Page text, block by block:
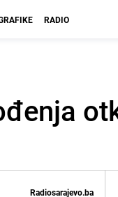
RADIO
Radiosarajevo.ba